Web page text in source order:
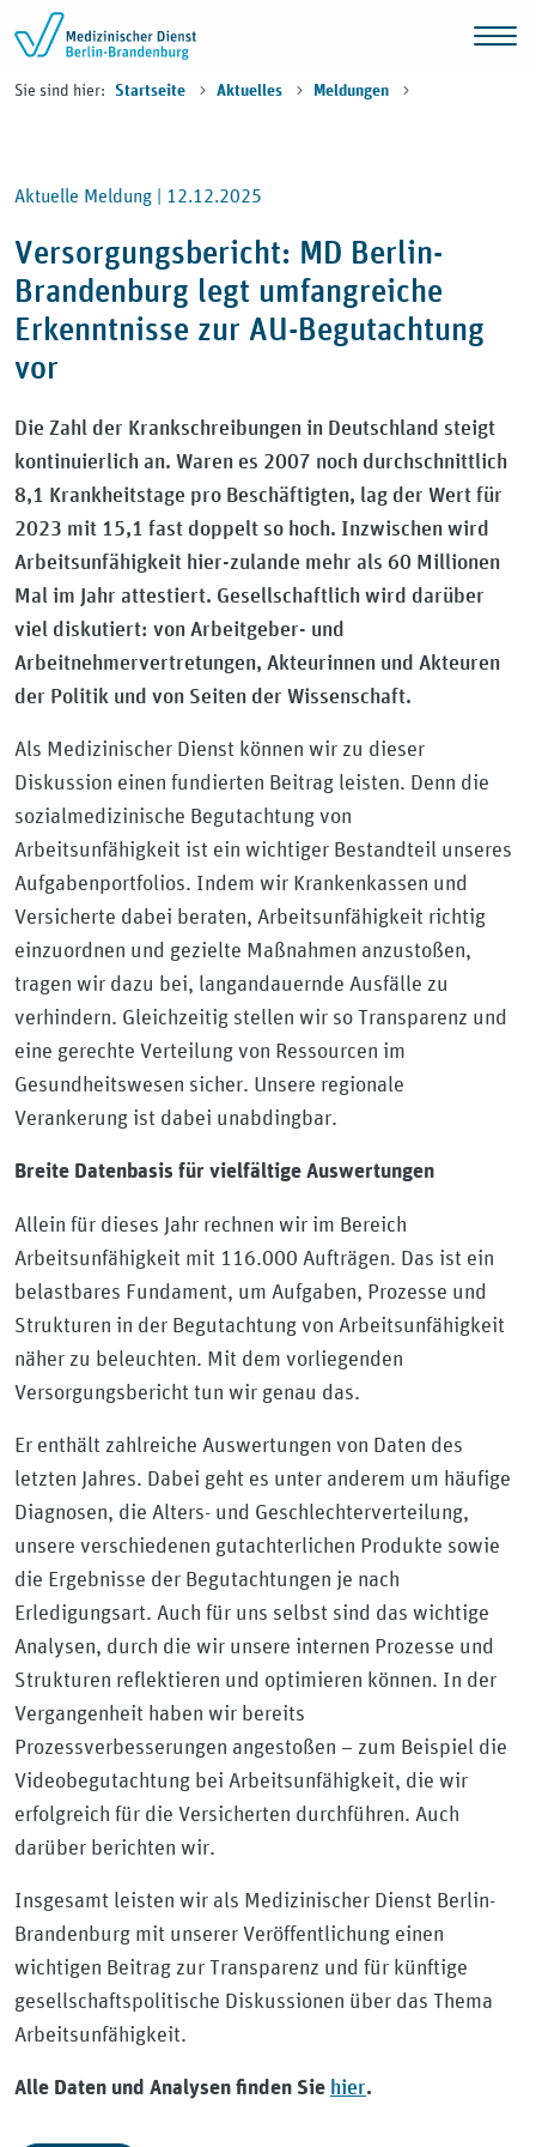
Zum Inhalt springen
Sie sind hier: Startseite Aktuelles Meldungen
Aktuelle Meldung | 12.12.2025
Versorgungsbericht: MD Berlin-
Brandenburg legt umfangreiche
Erkenntnisse zur AU-Begutachtung
vor
Die Zahl der Krankschreibungen in Deutschland steigt
kontinuierlich an. Waren es 2007 noch durchschnittlich
8,1 Krankheitstage pro Beschäftigten, lag der Wert für
2023 mit 15,1 fast doppelt so hoch. Inzwischen wird
Arbeitsunfähigkeit hier-zulande mehr als 60 Millionen
Mal im Jahr attestiert. Gesellschaftlich wird darüber
viel diskutiert: von Arbeitgeber- und
Arbeitnehmervertretungen, Akteurinnen und Akteuren
der Politik und von Seiten der Wissenschaft.
Als Medizinischer Dienst können wir zu dieser
Diskussion einen fundierten Beitrag leisten. Denn die
sozialmedizinische Begutachtung von
Arbeitsunfähigkeit ist ein wichtiger Bestandteil unseres
Aufgabenportfolios. Indem wir Krankenkassen und
Versicherte dabei beraten, Arbeitsunfähigkeit richtig
einzuordnen und gezielte Maßnahmen anzustoßen,
tragen wir dazu bei, langandauernde Ausfälle zu
verhindern. Gleichzeitig stellen wir so Transparenz und
eine gerechte Verteilung von Ressourcen im
Gesundheitswesen sicher. Unsere regionale
Verankerung ist dabei unabdingbar.
Breite Datenbasis für vielfältige Auswertungen
Allein für dieses Jahr rechnen wir im Bereich
Arbeitsunfähigkeit mit 116.000 Aufträgen. Das ist ein
belastbares Fundament, um Aufgaben, Prozesse und
Strukturen in der Begutachtung von Arbeitsunfähigkeit
näher zu beleuchten. Mit dem vorliegenden
Versorgungsbericht tun wir genau das.
Er enthält zahlreiche Auswertungen von Daten des
letzten Jahres. Dabei geht es unter anderem um häufige
Diagnosen, die Alters- und Geschlechterverteilung,
unsere verschiedenen gutachterlichen Produkte sowie
die Ergebnisse der Begutachtungen je nach
Erledigungsart. Auch für uns selbst sind das wichtige
Analysen, durch die wir unsere internen Prozesse und
Strukturen reflektieren und optimieren können. In der
Vergangenheit haben wir bereits
Prozessverbesserungen angestoßen – zum Beispiel die
Videobegutachtung bei Arbeitsunfähigkeit, die wir
erfolgreich für die Versicherten durchführen. Auch
darüber berichten wir.
Insgesamt leisten wir als Medizinischer Dienst Berlin-
Brandenburg mit unserer Veröffentlichung einen
wichtigen Beitrag zur Transparenz und für künftige
gesellschaftspolitische Diskussionen über das Thema
Arbeitsunfähigkeit.
Alle Daten und Analysen finden Sie hier.